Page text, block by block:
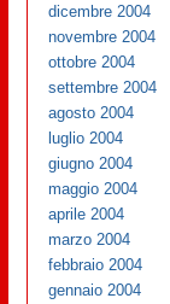
dicembre 2004
novembre 2004
ottobre 2004
settembre 2004
agosto 2004
luglio 2004
giugno 2004
maggio 2004
aprile 2004
marzo 2004
febbraio 2004
gennaio 2004